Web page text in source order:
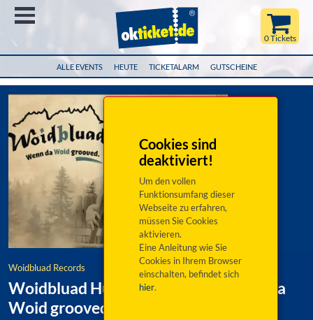
ALLE EVENTS HEUTE TICKETALARM GUTSCHEINE
0 Tickets
Cookies sind
deaktiviert!
Um den vollen
Funktionsumfang dieser
Webseite zu erfahren,
müssen Sie Cookies
aktivieren.
Eine Anleitung wie Sie
Cookies in Ihrem Browser
einschalten, befindet sich
hier.
Woidbluad Records
Woidbluad Hüttentour 2026 - Wenn da
Woid grooved.